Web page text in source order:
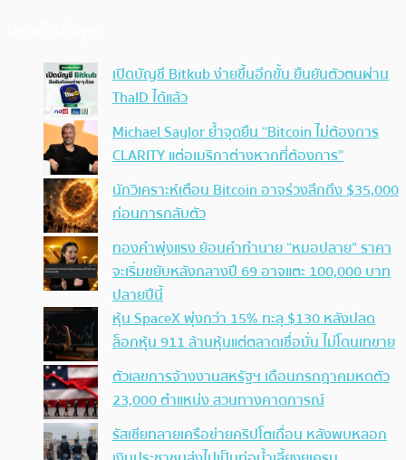
เปิดบัญชี Bitkub ง่ายขึ้นอีกขั้น ยืนยันตัวตนผ่าน
ThaID ได้แล้ว
Michael Saylor ย้ำจุดยืน “Bitcoin ไม่ต้องการ
CLARITY แต่อเมริกาต่างหากที่ต้องการ”
นักวิเคราะห์เตือน Bitcoin อาจร่วงลึกถึง $35,000
ก่อนการกลับตัว
ทองคำพุ่งแรง ย้อนคำทำนาย “หมอปลาย” ราคา
จะเริ่มขยับหลังกลางปี 69 อาจแตะ 100,000 บาท
ปลายปีนี้
หุ้น SpaceX พุ่งกว่า 15% ทะลุ $130 หลังปลด
ล็อกหุ้น 911 ล้านหุ้นแต่ตลาดเชื่อมั่น ไม่โดนเทขาย
ตัวเลขการจ้างงานสหรัฐฯ เดือนกรกฎาคมหดตัว
23,000 ตำแหน่ง สวนทางคาดการณ์
รัสเซียทลายเครือข่ายคริปโตเถื่อน หลังพบหลอก